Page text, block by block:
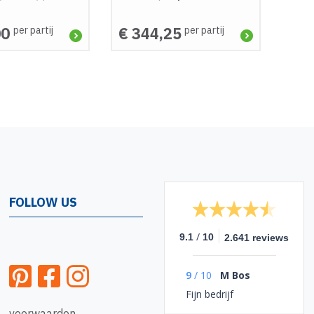
per partij € 344,25 per partij
FOLLOW US
9.1 / 10 2.641 reviews
9 / 10
M Bos
Fijn bedrijf